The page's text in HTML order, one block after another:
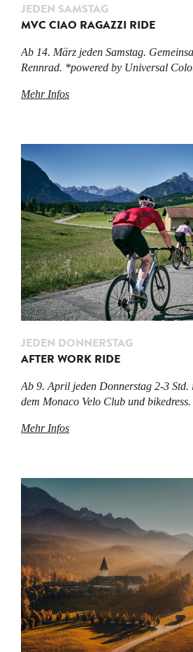
JEDEN SAMSTAG
MVC CIAO RAGAZZI RIDE
Ab 14. März jeden Samstag.
Rennrad. *powered by Universal
Mehr Infos
JEDEN DONNERSTAG
AFTER WORK RIDE
Ab 9. April jeden Donnerstag 2-3
dem Monaco Velo Club und bikedress.
Mehr Infos